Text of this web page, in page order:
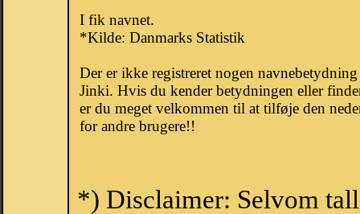
I fik navnet.
*Kilde: Danmarks Statistik
Der er ikke registreret nogen
Jinki. Hvis du kender betydningen eller
er du meget velkommen til at tilføje den
for andre brugere!!
*) Disclaimer: Selvom